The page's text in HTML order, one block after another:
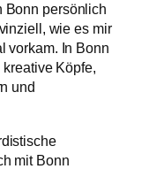
Bonn persönlich
wie es mir
vorkam. In Bonn
Köpfe,
und
mit Bonn